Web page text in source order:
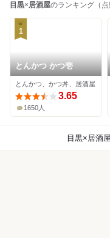
目黒×居酒屋のランキング（点
1
とんかつ かつ壱
とんかつ、かつ丼、居酒屋
3.65
1650人
目黒×居酒屋